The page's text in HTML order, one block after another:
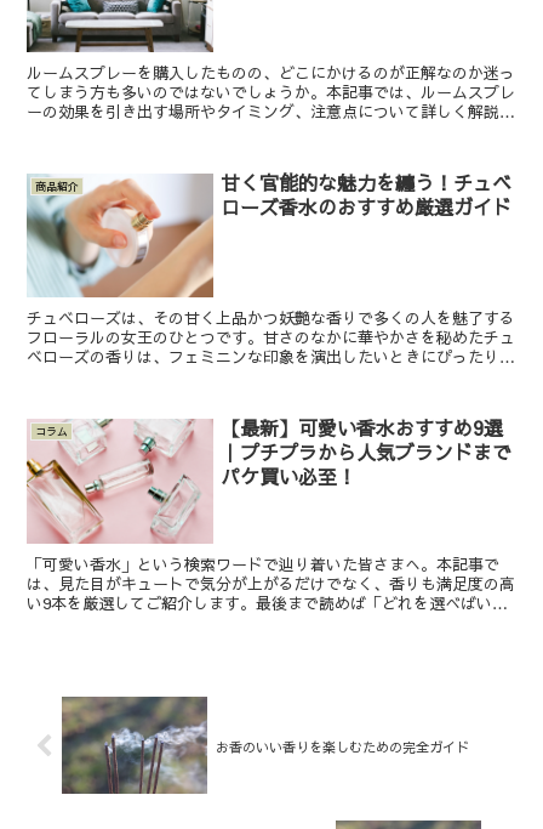
ルームスプレーを購入したものの、どこにかけるのが正解なのか迷っ
てしまう方も多いのではないでしょうか。本記事では、ルームスプレ
ーの効果を引き出す場所やタイミング、注意点について詳しく解説し
商品紹介
甘く官能的な魅力を纏う！チュベ
ローズ香水のおすすめ厳選ガイド
チュベローズは、その甘く上品かつ妖艶な香りで多くの人を魅了する
フローラルの女王のひとつです。甘さのなかに華やかさを秘めたチュ
ベローズの香りは、フェミニンな印象を演出したいときにぴったりで
コラム
【最新】可愛い香水おすすめ9選
｜プチプラから人気ブランドまで
パケ買い必至！
「可愛い香水」という検索ワードで辿り着いた皆さまへ。本記事で
は、見た目がキュートで気分が上がるだけでなく、香りも満足度の高
い9本を厳選してご紹介します。最後まで読めば「どれを選べばいい
お香のいい香りを楽しむための完全ガイド